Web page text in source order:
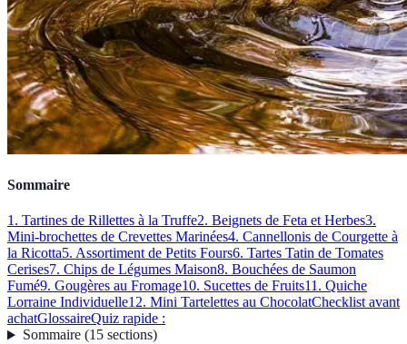
Sommaire
1. Tartines de Rillettes à la Truffe2. Beignets de Feta et Herbes3.
Mini-brochettes de Crevettes Marinées4. Cannellonis de Courgette à
la Ricotta5. Assortiment de Petits Fours6. Tartes Tatin de Tomates
Cerises7. Chips de Légumes Maison8. Bouchées de Saumon
Fumé9. Gougères au Fromage10. Sucettes de Fruits11. Quiche
Lorraine Individuelle12. Mini Tartelettes au ChocolatChecklist avant
achatGlossaireQuiz rapide :
Sommaire(15 sections)